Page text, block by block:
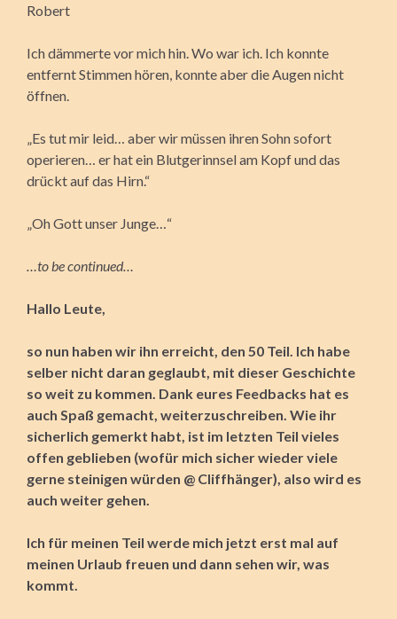
Robert
Ich dämmerte vor mich hin. Wo war ich. Ich konnte
entfernt Stimmen hören, konnte aber die Augen nicht
öffnen.
„Es tut mir leid… aber wir müssen ihren Sohn sofort
operieren… er hat ein Blutgerinnsel am Kopf und das
drückt auf das Hirn.“
„Oh Gott unser Junge…“
…to be continued…
Hallo Leute,
so nun haben wir ihn erreicht, den 50 Teil. Ich habe
selber nicht daran geglaubt, mit dieser Geschichte
so weit zu kommen. Dank eures Feedbacks hat es
auch Spaß gemacht, weiterzuschreiben. Wie ihr
sicherlich gemerkt habt, ist im letzten Teil vieles
offen geblieben (wofür mich sicher wieder viele
gerne steinigen würden @ Cliffhänger), also wird es
auch weiter gehen.
Ich für meinen Teil werde mich jetzt erst mal auf
meinen Urlaub freuen und dann sehen wir, was
kommt.